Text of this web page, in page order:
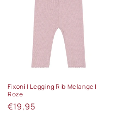
Fixoni | Legging Rib Melange |
Roze
Normale
€19,95